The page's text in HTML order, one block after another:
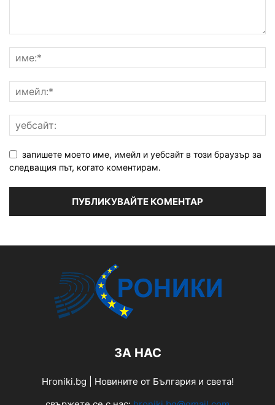
запишете моето име, имейл и уебсайт в този браузър за
следващия път, когато коментирам.
ЗА НАС
Hroniki.bg | Новините от България и света!